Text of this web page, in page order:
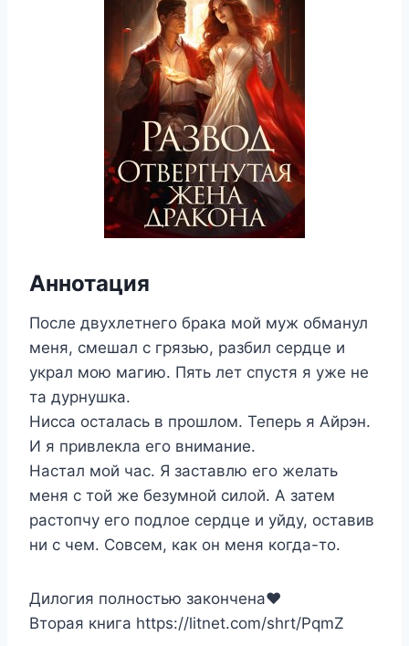
Аннотация
После двухлетнего брака мой муж обманул
меня, смешал с грязью, разбил сердце и
украл мою магию. Пять лет спустя я уже не
та дурнушка.
Нисса осталась в прошлом. Теперь я Айрэн.
И я привлекла его внимание.
Настал мой час. Я заставлю его желать
меня с той же безумной силой. А затем
растопчу его подлое сердце и уйду, оставив
ни с чем. Совсем, как он меня когда-то.
Дилогия полностью закончена❤️
Вторая книга https://litnet.com/shrt/PqmZ